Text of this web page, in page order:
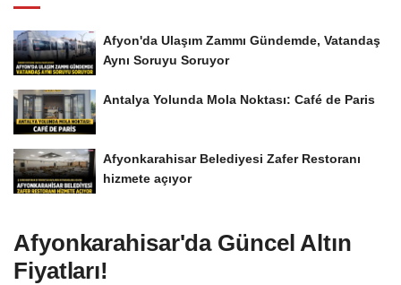
Afyon'da Ulaşım Zammı Gündemde, Vatandaş
Aynı Soruyu Soruyor
Antalya Yolunda Mola Noktası: Café de Paris
Afyonkarahisar Belediyesi Zafer Restoranı
hizmete açıyor
Afyonkarahisar'da Güncel Altın
Fiyatları!